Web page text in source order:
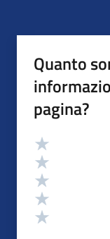
Quanto
pagina?
Valutazione